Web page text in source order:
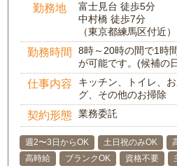
勤務地
富士見台 徒歩5分
中村橋 徒歩7分
（東京都練馬区付近）
勤務時間
8時～20時の間で1時
が可能です。(候補の
仕事内容
キッチン、トイレ、
グ、その他のお掃除
契約形態 業務委託
週2〜3日からOK 土日祝のみOK
高時給
ブランクOK 資格不要